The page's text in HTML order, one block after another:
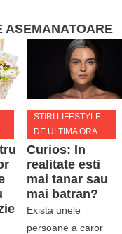
ASEMANATOARE
STIRI LIFESTYLE
DE ULTIMA ORA
Curios: In
realitate esti
mai tanar sau
mai batran?
Exista unele
persoane a caror